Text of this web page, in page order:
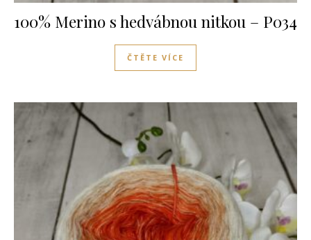
100% Merino s hedvábnou nitkou – P034
ČTĚTE VÍCE